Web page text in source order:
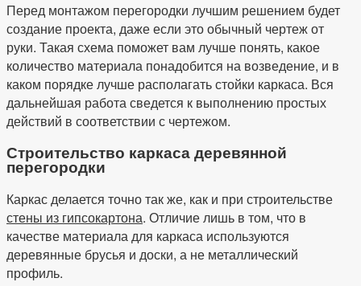
Перед монтажом перегородки лучшим решением будет
создание проекта, даже если это обычный чертеж от
руки. Такая схема поможет вам лучше понять, какое
количество материала понадобится на возведение, и в
каком порядке лучше располагать стойки каркаса. Вся
дальнейшая работа сведется к выполнению простых
действий в соответствии с чертежом.
Строительство каркаса деревянной
перегородки
Каркас делается точно так же, как и при строительстве
стены из гипсокартона. Отличие лишь в том, что в
качестве материала для каркаса используются
деревянные брусья и доски, а не металлический
профиль.